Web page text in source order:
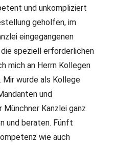
und unkompliziert
geholfen, im
eingegangenen
speziell erforderlichen
mich an Herrn Kollegen
Mir wurde als Kollege
und
Münchner Kanzlei ganz
und beraten. Fünft
wie auch